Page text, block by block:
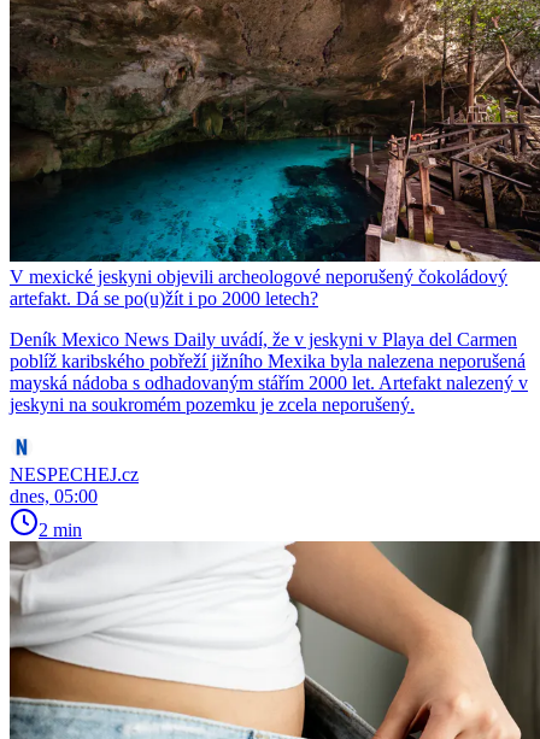
V mexické jeskyni objevili archeologové neporušený čokoládový
artefakt. Dá se po(u)žít i po 2000 letech?
Deník Mexico News Daily uvádí, že v jeskyni v Playa del Carmen
poblíž karibského pobřeží jižního Mexika byla nalezena neporušená
mayská nádoba s odhadovaným stářím 2000 let. Artefakt nalezený v
jeskyni na soukromém pozemku je zcela neporušený.
NESPECHEJ.cz
dnes, 05:00
2 min